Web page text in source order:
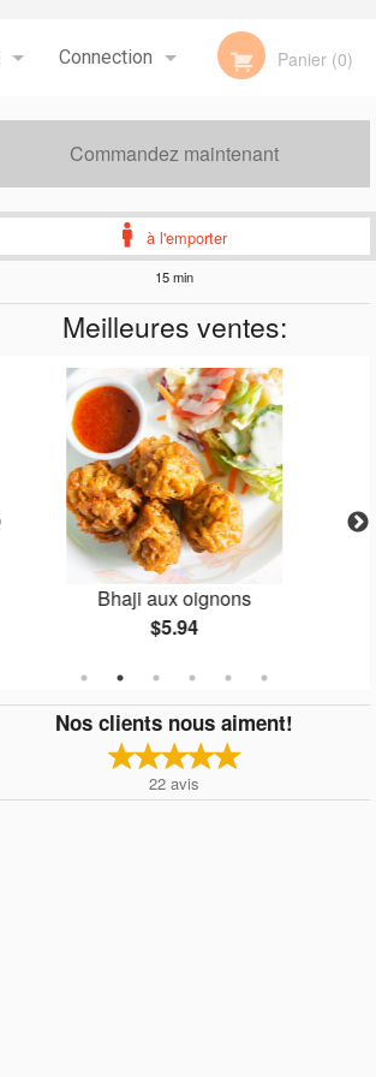
Connection Panier (0)
Commandez maintenant
à l'emporter
15 min
Meilleures ventes:
Bhaji aux oignons
$5.94
Nos clients nous aiment!
22 avis